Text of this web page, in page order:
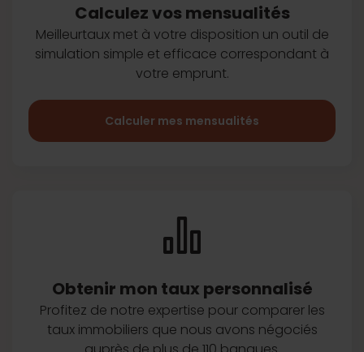
Calculez vos mensualités
Meilleurtaux met à votre disposition un outil de
simulation simple et efficace correspondant à
votre emprunt.
Calculer mes mensualités
Obtenir mon taux personnalisé
Profitez de notre expertise pour comparer les
taux immobiliers que nous avons négociés